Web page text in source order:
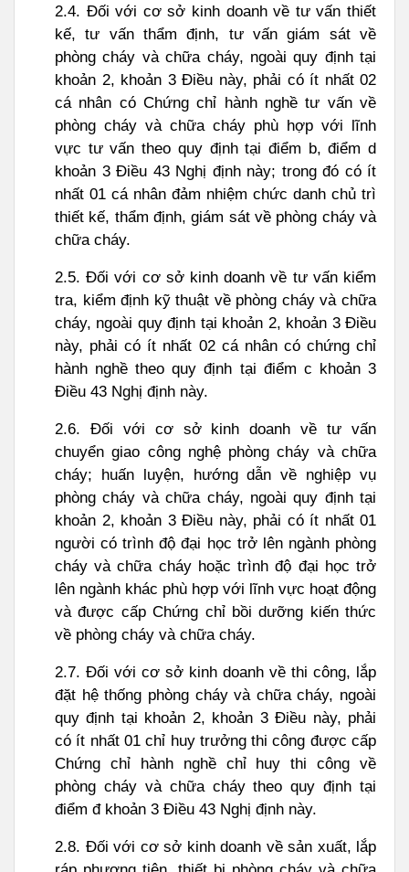
2.4. Đối với cơ sở kinh doanh về tư vấn thiết
kế, tư vấn thẩm định, tư vấn giám sát về
phòng cháy và chữa cháy, ngoài quy định tại
khoản 2, khoản 3 Điều này, phải có ít nhất 02
cá nhân có Chứng chỉ hành nghề tư vấn về
phòng cháy và chữa cháy phù hợp với lĩnh
vực tư vấn theo quy định tại điểm b, điểm d
khoản 3 Điều 43 Nghị định này; trong đó có ít
nhất 01 cá nhân đảm nhiệm chức danh chủ trì
thiết kế, thẩm định, giám sát về phòng cháy và
chữa cháy.
2.5. Đối với cơ sở kinh doanh về tư vấn kiểm
tra, kiểm định kỹ thuật về phòng cháy và chữa
cháy, ngoài quy định tại khoản 2, khoản 3 Điều
này, phải có ít nhất 02 cá nhân có chứng chỉ
hành nghề theo quy định tại điểm c khoản 3
Điều 43 Nghị định này.
2.6. Đối với cơ sở kinh doanh về tư vấn
chuyển giao công nghệ phòng cháy và chữa
cháy; huấn luyện, hướng dẫn về nghiệp vụ
phòng cháy và chữa cháy, ngoài quy định tại
khoản 2, khoản 3 Điều này, phải có ít nhất 01
người có trình độ đại học trở lên ngành phòng
cháy và chữa cháy hoặc trình độ đại học trở
lên ngành khác phù hợp với lĩnh vực hoạt động
và được cấp Chứng chỉ bồi dưỡng kiến thức
về phòng cháy và chữa cháy.
2.7. Đối với cơ sở kinh doanh về thi công, lắp
đặt hệ thống phòng cháy và chữa cháy, ngoài
quy định tại khoản 2, khoản 3 Điều này, phải
có ít nhất 01 chỉ huy trưởng thi công được cấp
Chứng chỉ hành nghề chỉ huy thi công về
phòng cháy và chữa cháy theo quy định tại
điểm đ khoản 3 Điều 43 Nghị định này.
2.8. Đối với cơ sở kinh doanh về sản xuất, lắp